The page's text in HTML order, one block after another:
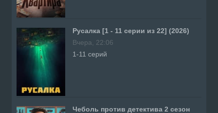
Русалка [1 - 11 серии из 22] (2026)
Вчера, 22:06
1-11 серий
Чеболь против детектива 2 сезон